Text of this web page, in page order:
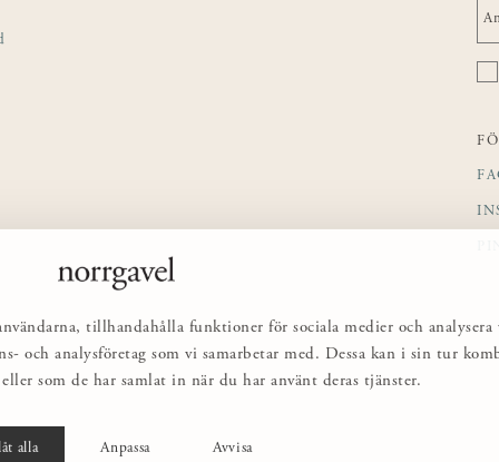
tillhandahålla funktioner för sociala medier och
och analysföretag som vi samarbetar med. Dessa kan i sin tur
som de har samlat in när du har använt deras tjänster.
alla Anpassa Avvisa